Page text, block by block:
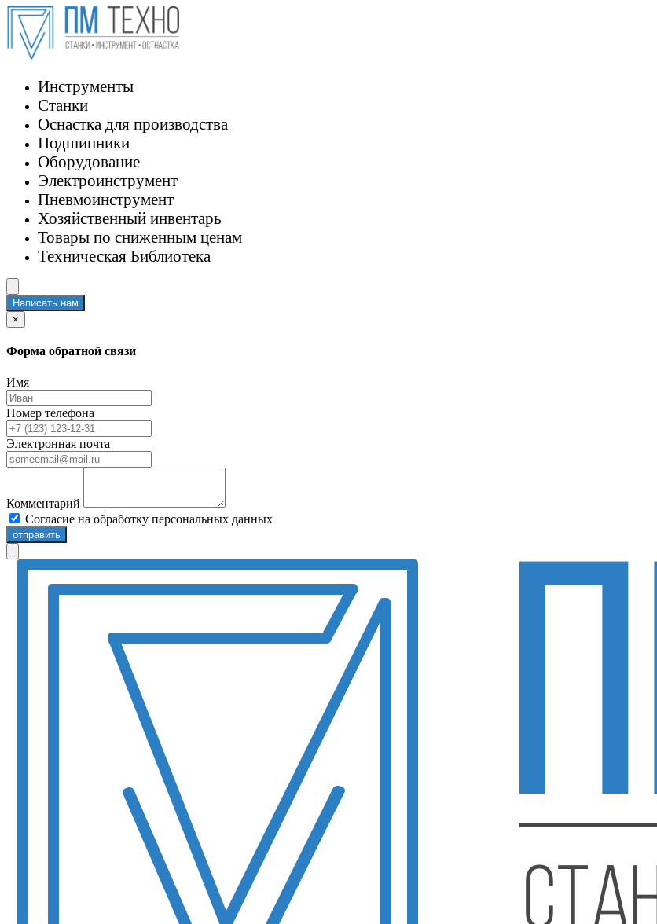
Инструменты
Станки
Оснастка для производства
Подшипники
Оборудование
Электроинструмент
Пневмоинструмент
Хозяйственный инвентарь
Товары по сниженным ценам
Техническая Библиотека
Написать нам
×
Форма обратной связи
Имя
Номер телефона
Электронная почта
Комментарий
Согласие на обработку персональных данных
отправить